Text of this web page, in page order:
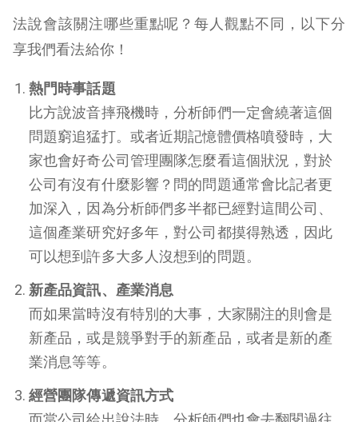
法說會該關注哪些重點呢？每人觀點不同，以下分
享我們看法給你！
熱門時事話題
比方說波音摔飛機時，分析師們一定會繞著這個
問題窮追猛打。或者近期記憶體價格噴發時，大
家也會好奇公司管理團隊怎麼看這個狀況，對於
公司有沒有什麼影響？問的問題通常會比記者更
加深入，因為分析師們多半都已經對這間公司、
這個產業研究好多年，對公司都摸得熟透，因此
可以想到許多大多人沒想到的問題。
新產品資訊、產業消息
而如果當時沒有特別的大事，大家關注的則會是
新產品，或是競爭對手的新產品，或者是新的產
業消息等等。
經營團隊傳遞資訊方式